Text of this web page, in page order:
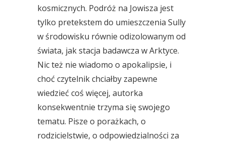
kosmicznych. Podróż na Jowisza jest
tylko pretekstem do umieszczenia Sully
w środowisku równie odizolowanym od
świata, jak stacja badawcza w Arktyce.
Nic też nie wiadomo o apokalipsie, i
choć czytelnik chciałby zapewne
wiedzieć coś więcej, autorka
konsekwentnie trzyma się swojego
tematu. Pisze o porażkach, o
rodzicielstwie, o odpowiedzialności za